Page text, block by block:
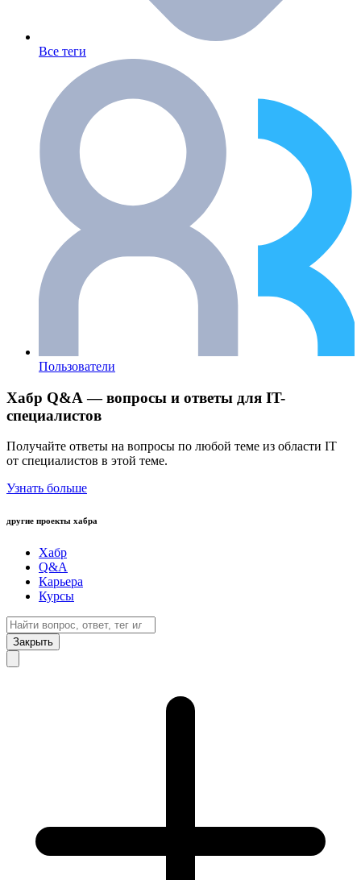
Все теги
Пользователи
Хабр Q&A — вопросы и ответы для IT-
специалистов
Получайте ответы на вопросы по любой теме из области IT
от специалистов в этой теме.
Узнать больше
другие проекты хабра
Хабр
Q&A
Карьера
Курсы
Закрыть